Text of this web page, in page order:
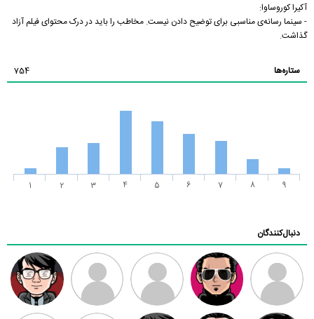
آکیرا کوروساوا:
- سینما رسانه‌ی مناسبی برای توضیح دادن نیست. مخاطب را باید در درک محتوای فیلم آزاد
گذاشت.
ستاره‌ها 754
1 2 3 4 5 6 7 8 9
دنبال‌کنندگان